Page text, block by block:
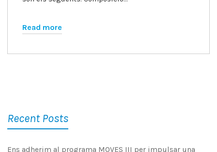
Read more
Recent Posts
Ens adherim al programa MOVES III per impulsar una